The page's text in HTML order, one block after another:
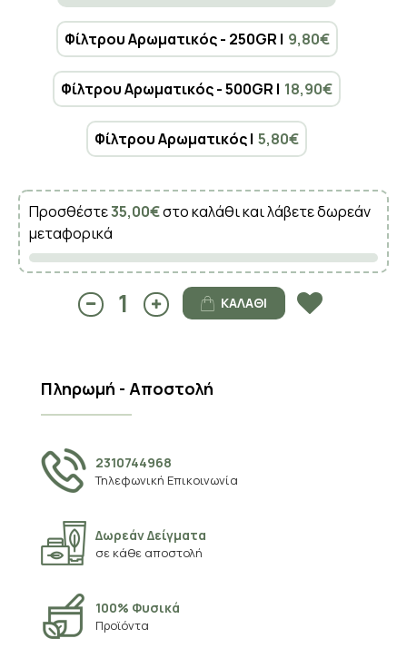
Φίλτρου Αρωματικός - 250GR | 9,80€
Φίλτρου Αρωματικός - 500GR | 18,90€
Φίλτρου Αρωματικός | 5,80€
Προσθέστε35,00€στο καλάθι και λάβετε δωρεάν
μεταφορικά
ΚΑΛΆΘΙ
Πληρωμή - Αποστολή
2310744968
Τηλεφωνική Επικοινωνία
Δωρεάν Δείγματα
σε κάθε αποστολή
100% Φυσικά
Προϊόντα